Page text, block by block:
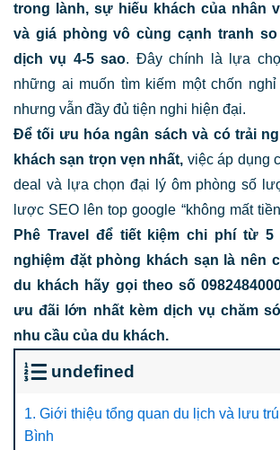
trong lành, sự hiếu khách của nhân
và giá phòng vô cùng cạnh tranh
dịch vụ 4-5 sao. Đây chính là lựa
những ai muốn tìm kiếm một chốn
nhưng vẫn đầy đủ tiện nghi hiện đại.
Để tối ưu hóa ngân sách và có trải
khách sạn trọn vẹn nhất, việc áp dụng
deal và lựa chọn đại lý ôm phòng số
lược SEO lên top google “không mất
Phê Travel để tiết kiệm chi phí từ 5
nghiệm đặt phòng khách sạn là nên
du khách hãy gọi theo số
ưu đãi lớn nhất kèm dịch vụ chăm
nhu cầu của du khách.
undefined
1. Giới thiệu tổng quan du lịch và lưu
Bình